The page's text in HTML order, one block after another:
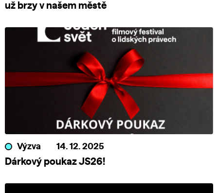
už brzy v našem městě
Výzva 14. 12. 2025
Dárkový poukaz JS26!